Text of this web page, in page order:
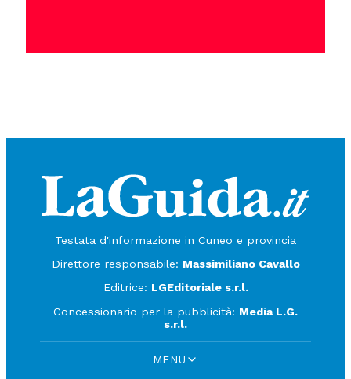
Testata d'informazione in Cuneo e provincia
Direttore responsabile: Massimiliano Cavallo
Editrice: LGEditoriale s.r.l.
Concessionario per la pubblicità: Media L.G.
s.r.l.
MENU